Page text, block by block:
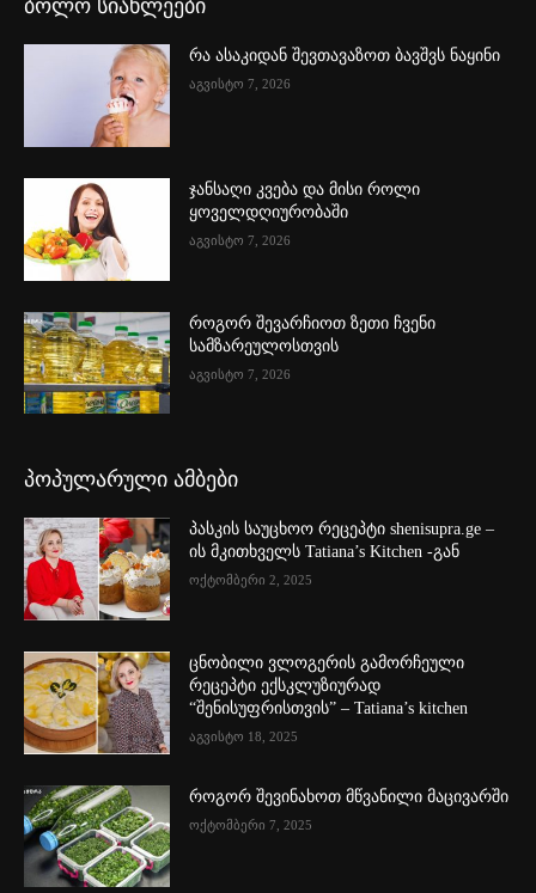
ბოლო სიახლეები
რა ასაკიდან შევთავაზოთ ბავშვს ნაყინი
აგვისტო 7, 2026
ჯანსაღი კვება და მისი როლი
ყოველდღიურობაში
აგვისტო 7, 2026
როგორ შევარჩიოთ ზეთი ჩვენი
სამზარეულოსთვის
აგვისტო 7, 2026
პოპულარული ამბები
პასკის საუცხოო რეცეპტი shenisupra.ge –
ის მკითხველს Tatiana’s Kitchen -გან
ოქტომბერი 2, 2025
ცნობილი ვლოგერის გამორჩეული
რეცეპტი ექსკლუზიურად
“შენისუფრისთვის” – Tatiana’s kitchen
აგვისტო 18, 2025
როგორ შევინახოთ მწვანილი მაცივარში
ოქტომბერი 7, 2025